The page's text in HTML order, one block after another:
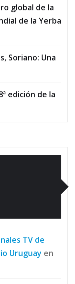
global de la
de la Yerba
Soriano: Una
edición de la
TV de
Uruguay en